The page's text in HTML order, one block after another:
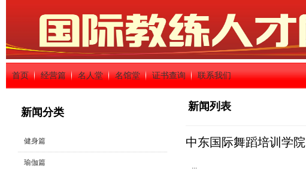
首页 经营篇 名人堂 名馆堂 证书查询 联系我们
新闻分类
健身篇
瑜伽篇
新闻列表
中东国际舞蹈培训学院
...